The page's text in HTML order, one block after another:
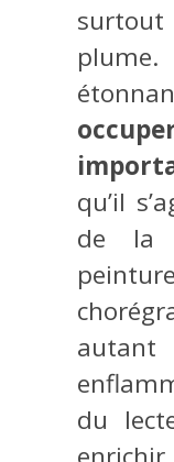
surtout
plume.
qu’il
de la
du